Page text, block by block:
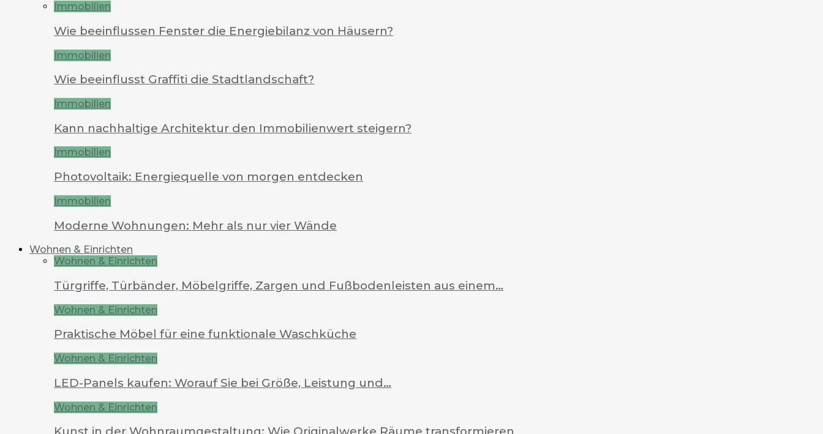
Immobilien
Wie beeinflussen Fenster die Energiebilanz von Häusern?
Immobilien
Wie beeinflusst Graffiti die Stadtlandschaft?
Immobilien
Kann nachhaltige Architektur den Immobilienwert steigern?
Immobilien
Photovoltaik: Energiequelle von morgen entdecken
Immobilien
Moderne Wohnungen: Mehr als nur vier Wände
Wohnen & Einrichten
Wohnen & Einrichten
Türgriffe, Türbänder, Möbelgriffe, Zargen und Fußbodenleisten aus einem…
Wohnen & Einrichten
Praktische Möbel für eine funktionale Waschküche
Wohnen & Einrichten
LED-Panels kaufen: Worauf Sie bei Größe, Leistung und…
Wohnen & Einrichten